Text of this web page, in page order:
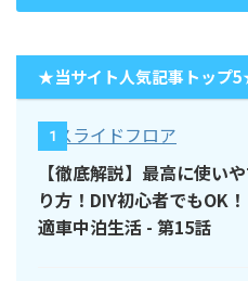
★当サイト人気記事トップ
1
【徹底解説】最高に使い
り方！DIY初心者でもOK
適車中泊生活 - 第15話